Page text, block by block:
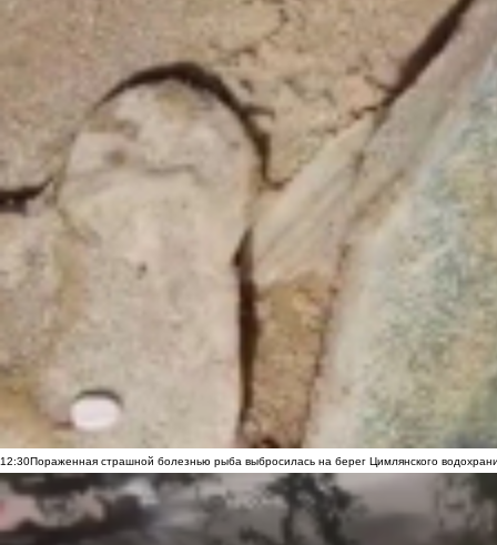
12:30Пораженная страшной болезнью рыба выбросилась на берег Цимлянского